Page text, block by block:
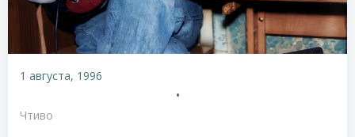
1 августа, 1996
•
Чтиво